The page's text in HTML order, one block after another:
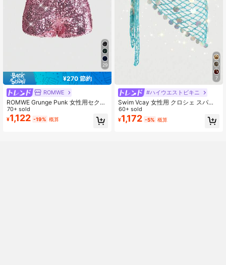
29
¥270 節約
ROMWE
ROMWE Grunge Punk 女性用セクシ
ーなスーパーショート グリッター ス
パンコール ミニスカート、夏のビー
チ、卒業式、イースター、コンサー
70+ sold
¥1,122 -19% 概算
7
#ハイウエストビキニ
Swim Vcay 女性用 クロシェ スパン
コール レーザーシアースカート、ビ
ーチ、バカンス、パーティー、音楽
フェスに適しています
60+ sold
¥1,172 -5% 概算